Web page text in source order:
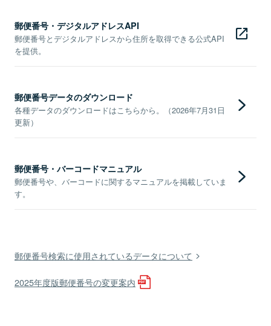
郵便番号・デジタルアドレスAPI
郵便番号とデジタルアドレスから住所を取得できる公式API
を提供。
郵便番号データのダウンロード
各種データのダウンロードはこちらから。（2026年7月31日
更新）
郵便番号・バーコードマニュアル
郵便番号や、バーコードに関するマニュアルを掲載していま
す。
郵便番号検索に使用されているデータについて
2025年度版郵便番号の変更案内